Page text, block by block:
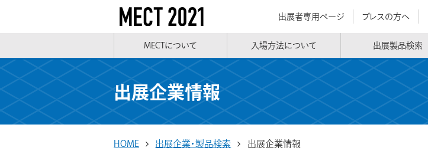
出展者専用ページ プレスの方へ
MECTについて 入場方法について 出展製品検索
出展企業情報
HOME 出展企業・製品検索 出展企業情報